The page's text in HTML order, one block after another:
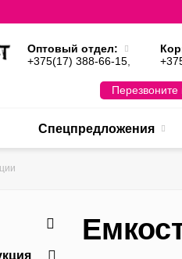
Оптовый отдел:
+375(17) 388-66-15,
Перезвоните
Спецпредложения